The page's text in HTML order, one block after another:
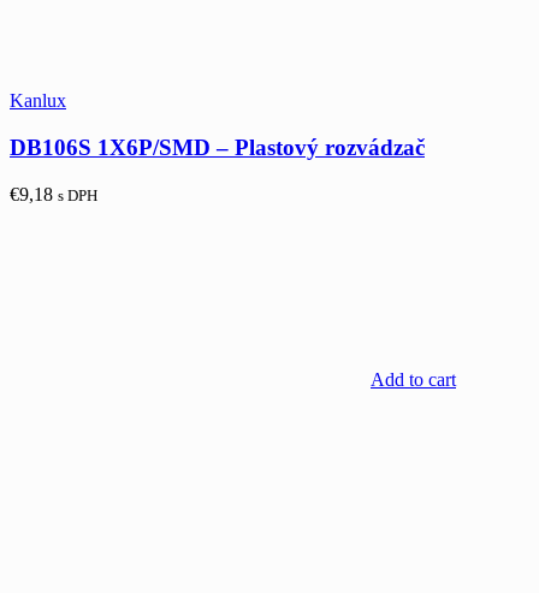
Kanlux
DB106S 1X6P/SMD – Plastový rozvádzač
€9,18 s DPH
Add to cart